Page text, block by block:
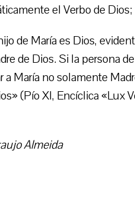
el Verbo de
de María es Dios,
de Dios. Si la persona
a María no solamente
(Pío XI, Encíclica «Lux
Almeida